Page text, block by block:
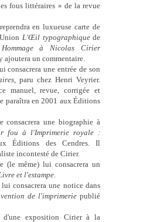
fous littéraires » de la revue
en luxueuse carte de
L'Œil typographiquede
Hommage à Nicolas Cirier
ajoutera un commentaire.
consacrera une entrée de son
paru chez Henri Veyrier.
manuel, revue, corrigée et
paraîtra en 2001 aux Éditions
consacrera une biographie à
fou à l'Imprimerie royale :
Éditions des Cendres. Il
incontesté de Cirier.
(le même) lui consacrera un
et l'estampe.
consacrera une notice dans
de l'imprimerie publié
exposition Cirier à la